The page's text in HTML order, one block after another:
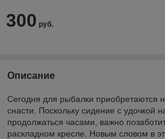
300 руб.
Описание
Сегодня для рыбалки приобретаются
снасти. Поскольку сидение с удочкой
продолжаться часами, важно
раскладном кресле. Новым словом в